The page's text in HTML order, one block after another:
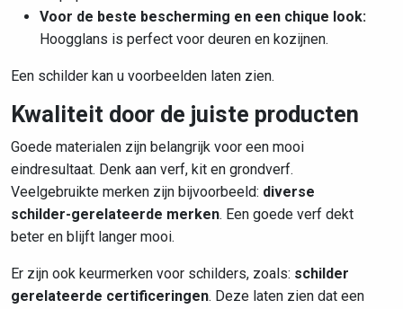
Voor de beste bescherming en een chique look:
Hoogglans is perfect voor deuren en kozijnen.
Een schilder kan u voorbeelden laten zien.
Kwaliteit door de juiste producten
Goede materialen zijn belangrijk voor een mooi
eindresultaat. Denk aan verf, kit en grondverf.
Veelgebruikte merken zijn bijvoorbeeld: diverse
schilder-gerelateerde merken. Een goede verf dekt
beter en blijft langer mooi.
Er zijn ook keurmerken voor schilders, zoals: schilder
gerelateerde certificeringen. Deze laten zien dat een